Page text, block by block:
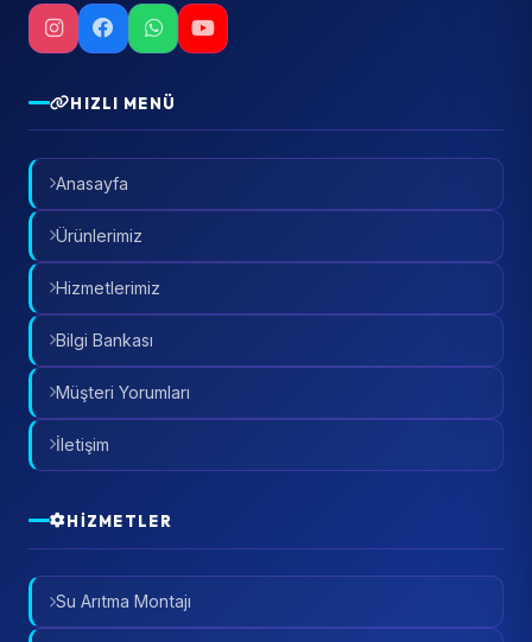
HIZLI MENÜ
Anasayfa
Ürünlerimiz
Hizmetlerimiz
Bilgi Bankası
Müşteri Yorumları
İletişim
HIZMETLER
Su Arıtma Montajı